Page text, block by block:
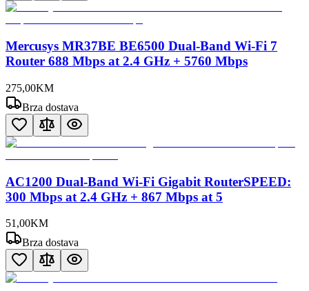
Mercusys MR37BE BE6500 Dual-Band Wi-Fi 7
Router 688 Mbps at 2.4 GHz + 5760 Mbps
275,00KM
Brza dostava
AC1200 Dual-Band Wi-Fi Gigabit RouterSPEED:
300 Mbps at 2.4 GHz + 867 Mbps at 5
51 ,00KM
Brza dostava